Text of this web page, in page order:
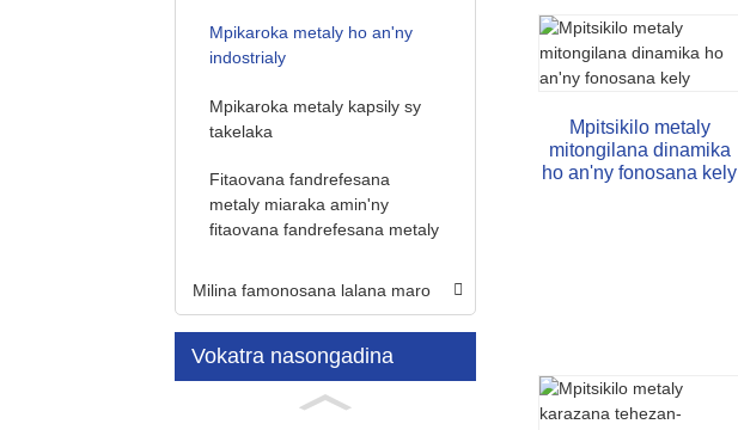
Mpikaroka metaly ho an'ny
indostrialy
Mpikaroka metaly kapsily sy
takelaka
Fitaovana fandrefesana
metaly miaraka amin'ny
fitaovana fandrefesana metaly
Milina famonosana lalana maro
Vokatra nasongadina
Mpitsikilo metaly
mitongilana dinamika
ho an'ny fonosana kely